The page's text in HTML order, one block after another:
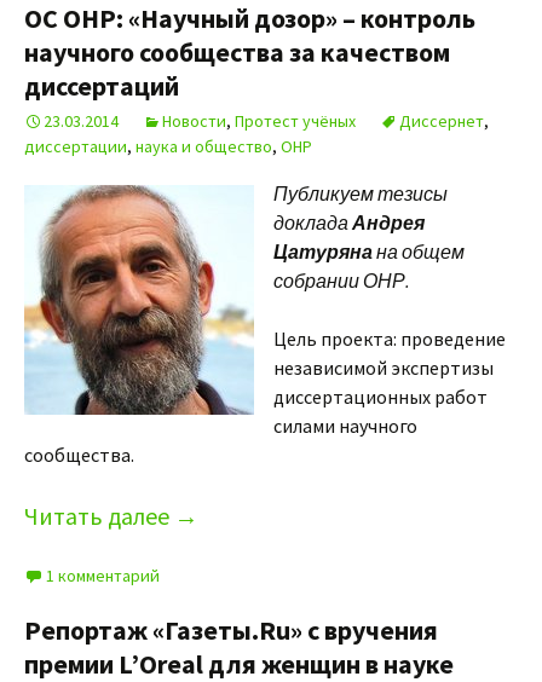
ОС ОНР: «Научный дозор» – контроль
научного сообщества за качеством
диссертаций
23.03.2014 Новости, Протест учёных Диссернет,
диссертации, наука и общество, ОНР
Публикуем тезисы
докладаАндрея
Цатурянана общем
собрании ОНР.
Цель проекта: проведение
независимой экспертизы
диссертационных работ
силами научного
сообщества.
Читать далее →
1 комментарий
Репортаж «Газеты.Ru» c вручения
премии L’Оreal для женщин в науке